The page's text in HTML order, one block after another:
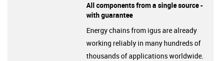
All components from a single source -
with guarantee
Energy chains from igus are already
working reliably in many hundreds of
thousands of applications worldwide.